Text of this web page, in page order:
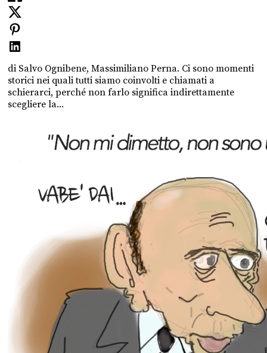
di Salvo Ognibene, Massimiliano Perna. Ci sono momenti
storici nei quali tutti siamo coinvolti e chiamati a
schierarci, perché non farlo significa indirettamente
scegliere la...